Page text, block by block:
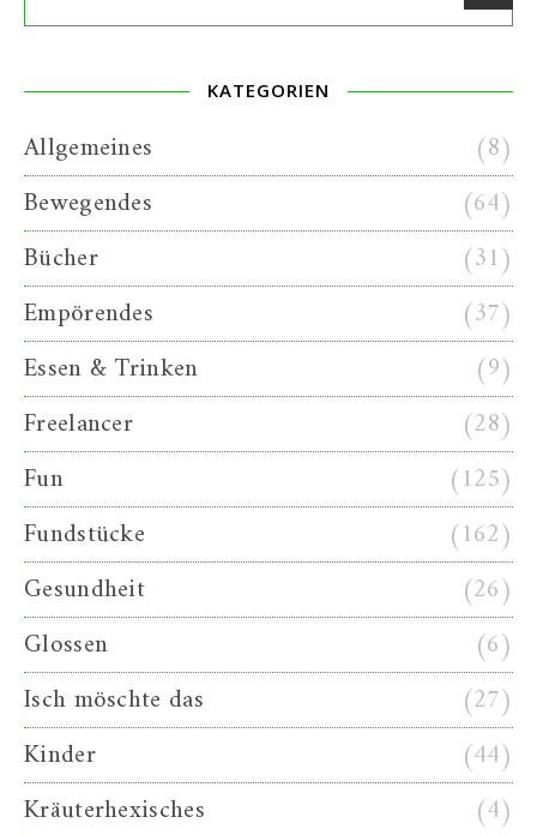
KATEGORIEN
Allgemeines
(8)
Bewegendes
(64)
Bücher
(31)
Empörendes
(37)
Essen & Trinken
(9)
Freelancer
(28)
Fun
(125)
Fundstücke
(162)
Gesundheit
(26)
Glossen
(6)
Isch möschte das
(27)
Kinder
(44)
Kräuterhexisches
(4)